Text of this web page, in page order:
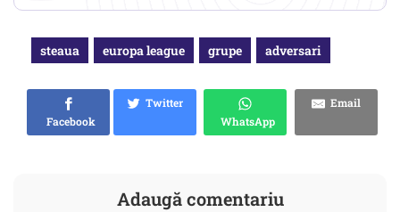
steaua europa league grupe adversari
Facebook
Twitter
WhatsApp
Email
Adaugă comentariu